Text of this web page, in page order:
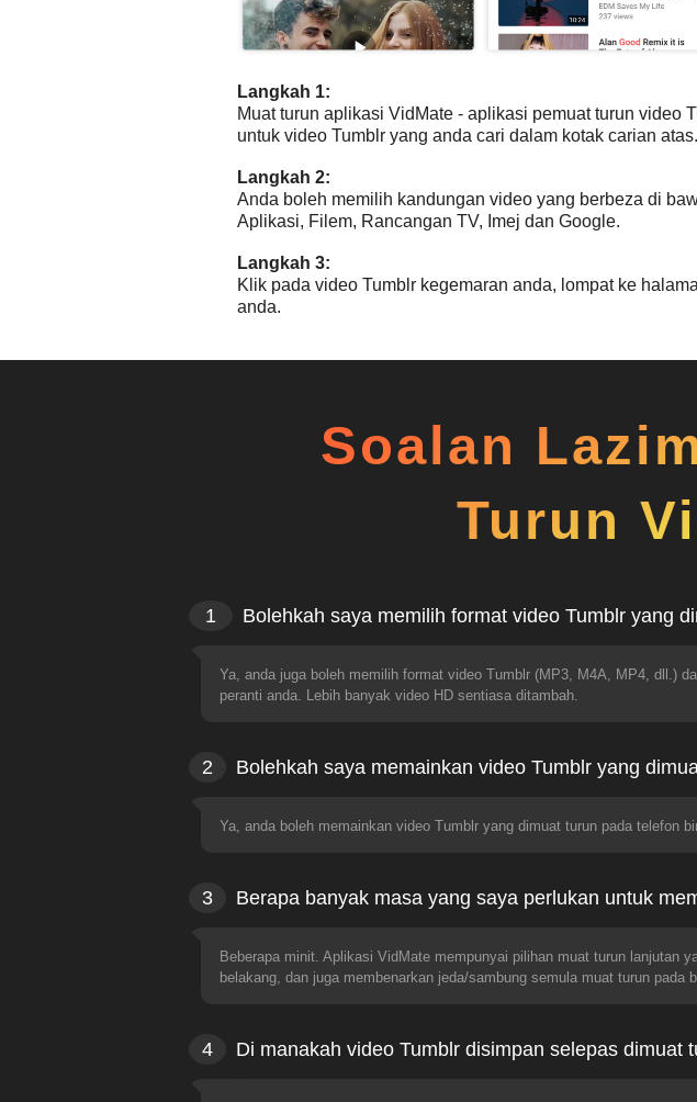
Langkah 1:
Muat turun aplikasi VidMate - aplikasi pemuat turun video
untuk video Tumblr yang anda cari dalam kotak carian atas.
Langkah 2:
Anda boleh memilih kandungan video yang berbeza di
Aplikasi, Filem, Rancangan TV, Imej dan Google.
Langkah 3:
Klik pada video Tumblr kegemaran anda, lompat ke
anda.
Soalan
Turun
1 Bolehkah saya memilih format video Tumblr yang
Ya, anda juga boleh memilih format video Tumblr (MP3, M4A, MP4, dll.)
peranti anda. Lebih banyak video HD sentiasa ditambah.
2 Bolehkah saya memainkan video Tumblr yang
Ya, anda boleh memainkan video Tumblr yang dimuat turun pada telefon
3 Berapa banyak masa yang saya perlukan untuk
Beberapa minit. Aplikasi VidMate mempunyai pilihan muat turun lanjutan
belakang, dan juga membenarkan jeda/sambung semula muat turun pada
4 Di manakah video Tumblr disimpan selepas dimuat